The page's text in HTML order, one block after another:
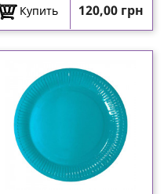
Купить Цена
120,00 грн